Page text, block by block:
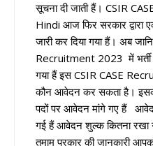
सूचना दी जाती हैं। CSIR
Hindi आज फिर सरकार द्वारा
जारी कर दिया गया हैं। अब
Recruitment 2023 में भर्ती
गया हैं इस CSIR CASE
कौन आवेदन कर सकता है।
पदों पर आवेदन मांगे गए हैं
गई हैं आवेदन शुल्क कितना रखा
तमाम प्रकार की जानकारी